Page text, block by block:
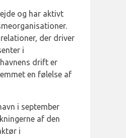
og har aktivt
der driver
i
drift er
en følelse af
i september
af den
i